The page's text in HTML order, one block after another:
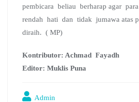
pembicara beliau berharap agar
rendah hati dan tidak jumawa atas
diraih. ( MP)
Kontributor: Achmad Fayadh
Editor: Muklis Puna
Admin